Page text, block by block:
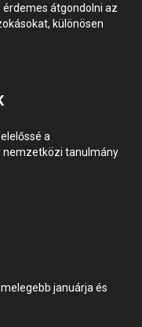
érdemes átgondolni az
különösen
a
nemzetközi tanulmány
januárja és